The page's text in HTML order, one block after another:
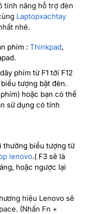
tính năng hỗ trợ đèn
Laptopxachtay
nhé.
phím : Thinkpad,
phím từ F1 tới F12
tượng bật đèn.
hoặc bạn có thể
sử dụng có tính
thường biểu tượng từ
lenovo.( F3 sẽ là
hoặc ngược lại
hiệu Lenovo sẽ
(Nhấn Fn +